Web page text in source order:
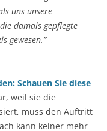
uns unsere
damals gepflegte
gewesen.”
Schauen Sie diese
weil sie die
muss den Auftritt
kann keiner mehr